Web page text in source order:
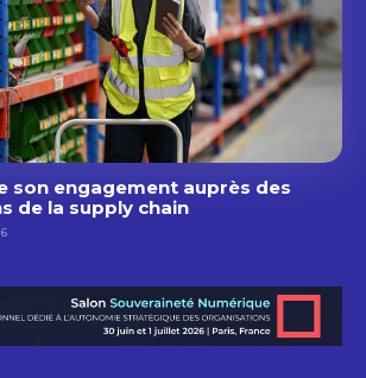
son engagement auprès des
de la supply chain